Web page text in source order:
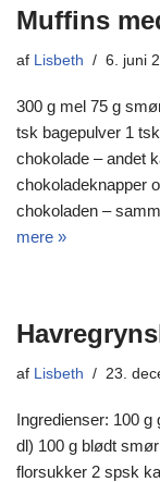
Muffins
af Lisbeth 6. juni
300 g mel 75 g
tsk bagepulver 1
chokolade – andet
chokoladeknapper
chokoladen –
mere »
af Lisbeth 23.
Ingredienser: 100
dl) 100 g blødt
florsukker 2 spsk